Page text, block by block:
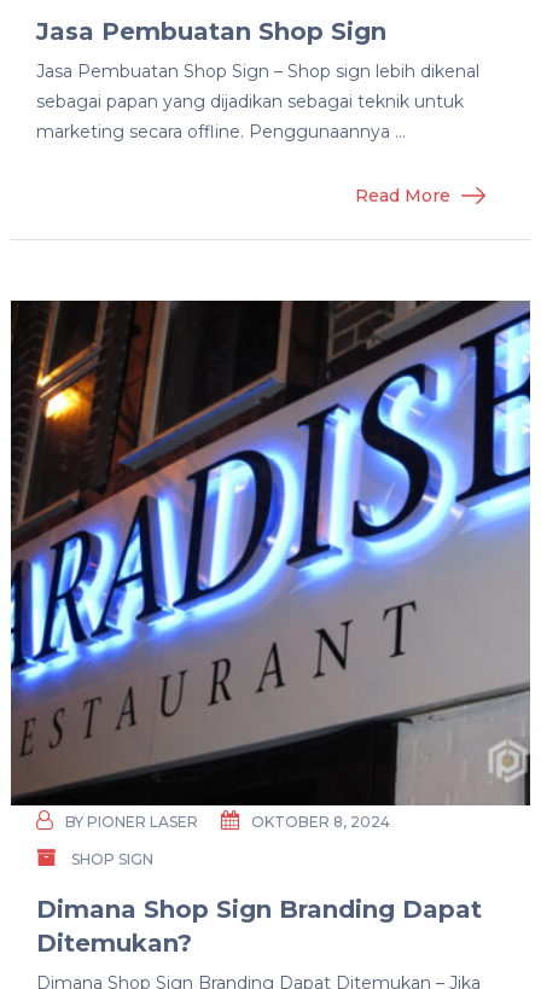
Jasa Pembuatan Shop Sign
Jasa Pembuatan Shop Sign – Shop sign lebih dikenal
sebagai papan yang dijadikan sebagai teknik untuk
marketing secara offline. Penggunaannya …
Read More
BY PIONER LASER OKTOBER 8, 2024
SHOP SIGN
Dimana Shop Sign Branding Dapat
Ditemukan?
Dimana Shop Sign Branding Dapat Ditemukan – Jika